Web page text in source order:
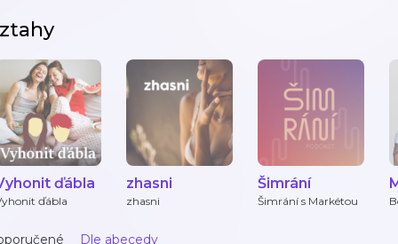
ďábla
ďábla
zhasni
zhasni
Šimrání
Šimrání s Markétou
Dle abecedy